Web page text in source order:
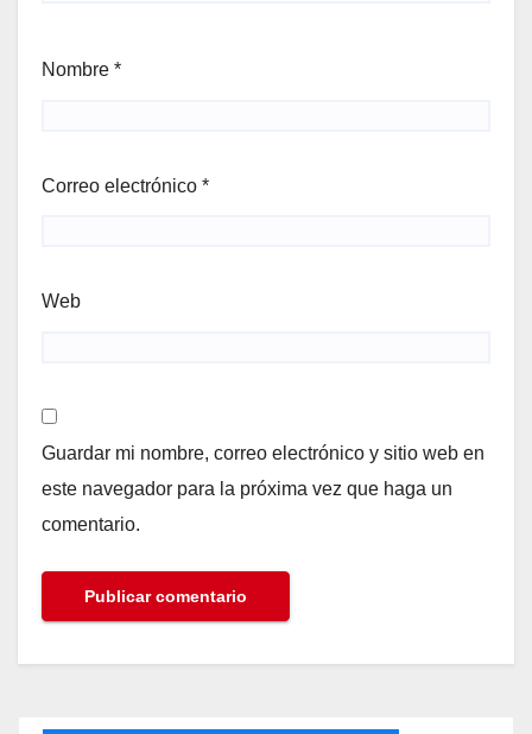
Nombre *
Correo electrónico *
Web
Guardar mi nombre, correo electrónico y sitio web en
este navegador para la próxima vez que haga un
comentario.